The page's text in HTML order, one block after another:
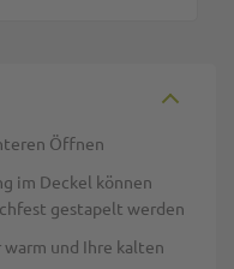
Öffnen
im Deckel können
gestapelt werden
und Ihre kalten